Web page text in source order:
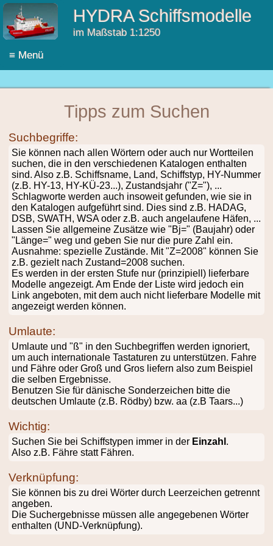
X Menü
≡ Menü
HYDRA Schiffsmodelle
im Maßstab 1:1250
Tipps zum Suchen
Suchbegriffe:
Sie können nach allen Wörtern oder auch nur Wortteilen
suchen, die in den verschiedenen Katalogen enthalten
sind. Also z.B. Schiffsname, Land, Schiffstyp, HY-Nummer
(z.B. HY-13, HY-KÜ-23...), Zustandsjahr ("Z="), ...
Schlagworte werden auch insoweit gefunden, wie sie in
den Katalogen aufgeführt sind. Dies sind z.B. HADAG,
DSB, SWATH, WSA oder z.B. auch angelaufene Häfen, ...
Lassen Sie allgemeine Zusätze wie "Bj=" (Baujahr) oder
"Länge=" weg und geben Sie nur die pure Zahl ein.
Ausnahme: spezielle Zustände. Mit "Z=2008" können Sie
z.B. gezielt nach Zustand=2008 suchen.
Es werden in der ersten Stufe nur (prinzipiell) lieferbare
Modelle angezeigt. Am Ende der Liste wird jedoch ein
Link angeboten, mit dem auch nicht lieferbare Modelle mit
angezeigt werden können.
Umlaute:
Umlaute und "ß" in den Suchbegriffen werden ignoriert,
um auch internationale Tastaturen zu unterstützen. Fahre
und Fähre oder Groß und Gros liefern also zum Beispiel
die selben Ergebnisse.
Benutzen Sie für dänische Sonderzeichen bitte die
deutschen Umlaute (z.B. Rödby) bzw. aa (z.B Taars...)
Wichtig:
Suchen Sie bei Schiffstypen immer in der Einzahl .
Also z.B. Fähre statt Fähren.
Verknüpfung:
Sie können bis zu drei Wörter durch Leerzeichen getrennt
angeben.
Die Suchergebnisse müssen alle angegebenen Wörter
enthalten (UND-Verknüpfung).